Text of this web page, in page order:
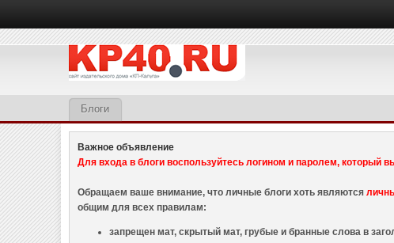
Блоги
Важное объявление
Для входа в блоги воспользуйтесь логином и паролем, который
Обращаем ваше внимание, что личные блоги хоть являются
общим для всех правилам:
запрещен мат, скрытый мат, грубые и бранные слова в